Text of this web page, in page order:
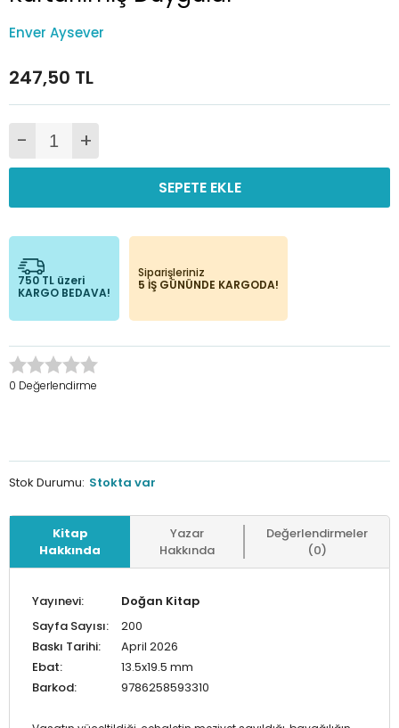
Enver Aysever
247,50 TL
- +
SEPETE EKLE
750 TL üzeri
KARGO BEDAVA!
Siparişleriniz
5 İŞ GÜNÜNDE KARGODA!
0 Değerlendirme
Stok Durumu: Stokta var
Kitap
Hakkında
Yazar
Hakkında
Değerlendirmeler
(0)
Yayınevi:
Doğan Kitap
Sayfa Sayısı:
200
Baskı Tarihi:
April 2026
Ebat:
13.5x19.5 mm
Barkod:
9786258593310